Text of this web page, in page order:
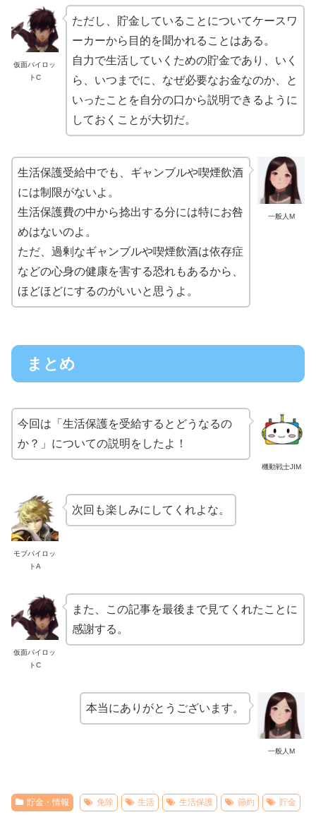
仮面パイロッ
トC
ただし、貯金していることについてケースワ
ーカーから目的を聞かれることはある。
自力で生活していくための貯金であり、いく
ら、いつまでに、なぜ必要なお金なのか、と
いったことを自分の口から説明できるように
しておくことが大切だ。
一般人M
生活保護受給中でも、ギャンブルや喫煙飲酒
には制限がないよ。
生活保護費の中から捻出する分には特にお咎
めはないのよ。
ただ、過剰なギャンブルや喫煙飲酒は依存症
などの心身の健康を害する恐れもあるから、
ほどほどにするのがいいと思うよ。
まとめ
機動戦士JIM
今回は「生活保護を受給するとどうなるの
か？」についての説明をしたよ！
モブパイロッ
トA
次回も楽しみにしてくれよな。
仮面パイロッ
トC
また、この記事を最後まで見てくれたことに
感謝する。
一般人M
本当にありがとうございます。
貯金・情報 免除 生活 生活保護 節約 貯金